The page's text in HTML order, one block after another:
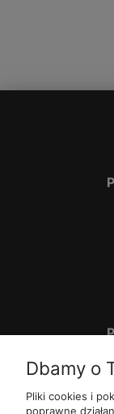
Dbamy o
Pliki cookies i
poprawne